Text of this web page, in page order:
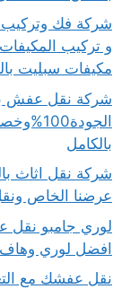
شركة فك وتركيب
مكيفات سبليت
شركة نقل عفش
بالكامل
عرضنا الخاص
افضل لوري